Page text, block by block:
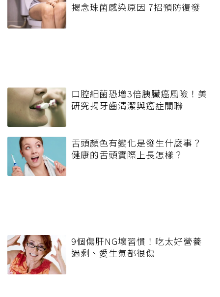
揭念珠菌感染原因 7招預防復發
口腔細菌恐增3倍胰臟癌風險！美
研究揭牙齒清潔與癌症關聯
舌頭顏色有變化是發生什麼事？
健康的舌頭實際上長怎樣？
9個傷肝NG壞習慣！吃太好營養
過剩、愛生氣都很傷